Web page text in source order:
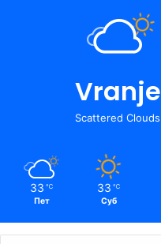
Vranje
Scattered Clouds
33 ℃
Пет
33 ℃
Суб